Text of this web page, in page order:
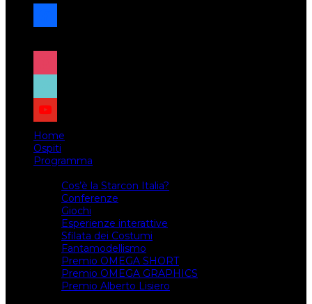
facebook
x
instagram
tiktok
youtube
Home
Ospiti
Programma
Cos’è la Starcon Italia?
Conferenze
Giochi
Esperienze interattive
Sfilata dei Costumi
Fantamodellismo
Premio OMEGA SHORT
Premio OMEGA GRAPHICS
Premio Alberto Lisiero